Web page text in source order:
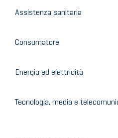
Assistenza sanitaria
Consumatore
Energia ed elettricità
Tecnologia, media e